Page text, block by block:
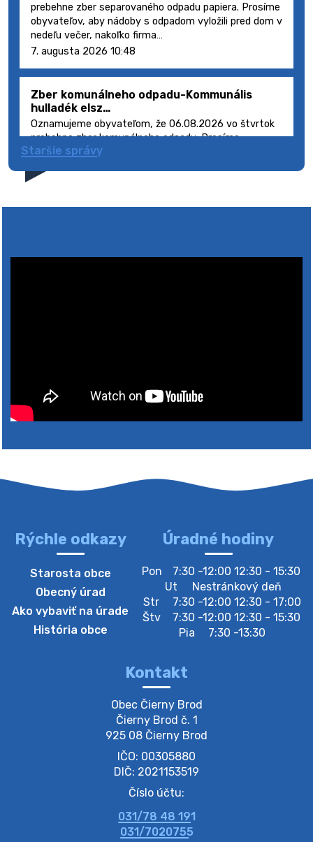
prebehne zber separovaného odpadu papiera. Prosíme
obyvateľov, aby nádoby s odpadom vyložili pred dom v
nedeľu večer, nakoľko firma…
7. augusta 2026 10:48
Zber komunálneho odpadu-Kommunális
hulladék elsz…
Oznamujeme obyvateľom, že 06.08.2026 vo štvrtok
prebehne zber komunálneho odpadu. Prosíme
obyvateľov, aby smetné nádoby s odpadom vyložili
5. augusta 2026 08:41
4. augusta 2026 10:05
Zberný dvor-Gyűjtőudvar
Oznamujeme obyvateľom, že v stredu 05. augusta
bude zberný dvor zatvorený. Értesítjük a lakosokat,
hogy szerdán augusztus 05-én a gyűjtőudvar zárva
lesz https://ciernybrod.sk?p=214…
Zber separovaného odpadu plastu-
Szeparált műanya…
Oznamujeme obyvateľom, že v stredu 05. augusta
prebehne zber separovaného odpadu plastu. Prosíme
obyvateľov, aby vrecia s odpadom vyložili pred dom už
večer vopred, nakoľko firma F…
4. augusta 2026 09:51
Oznámenie o plánovanom prerušení dodávky
Staršie správy
Rýchle odkazy
Starosta obce
Obecný úrad
Ako vybaviť na úrade
História obce
Úradné hodiny
Pon
7:30 -12:00 12:30 - 15:30
Ut
Nestránkový deň
Str
7:30 -12:00 12:30 - 17:00
Štv
7:30 -12:00 12:30 - 15:30
Pia
7:30 -13:30
Kontakt
Obec Čierny Brod
Čierny Brod č. 1
925 08 Čierny Brod
IČO: 00305880
DIČ: 2021153519
Číslo účtu:
031/78 48 191
031/7020755